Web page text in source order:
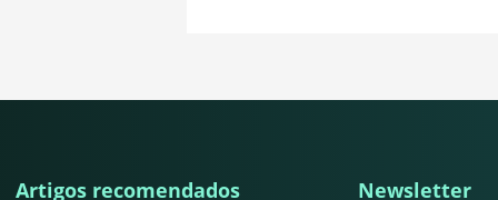
Artigos recomendados Newsletter